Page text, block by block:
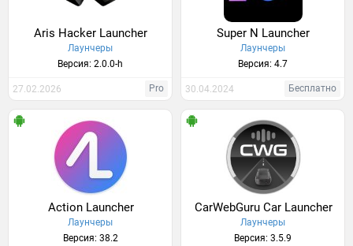
Aris Hacker Launcher
Лаунчеры
Версия: 2.0.0-h
27.02.2026 Pro
Super N Launcher
Лаунчеры
Версия: 4.7
30.04.2024 Бесплатно
Action Launcher
Лаунчеры
Версия: 38.2
CarWebGuru Car Launcher
Лаунчеры
Версия: 3.5.9